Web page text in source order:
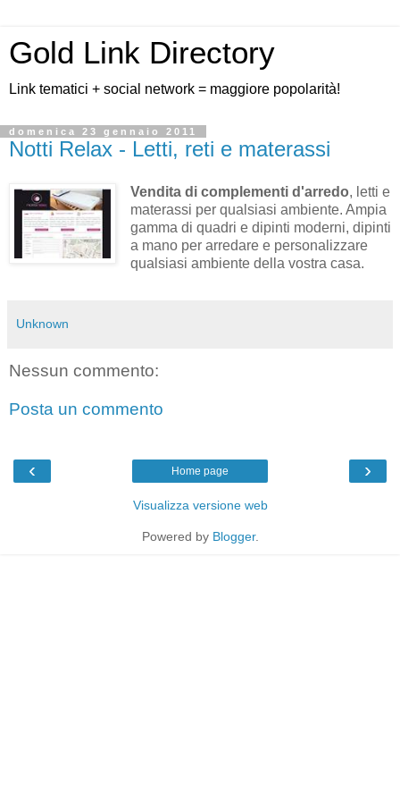
Gold Link Directory
Link tematici + social network = maggiore popolarità!
domenica 23 gennaio 2011
Notti Relax - Letti, reti e materassi
Vendita di complementi d'arredo, letti e
materassi per qualsiasi ambiente. Ampia
gamma di quadri e dipinti moderni, dipinti
a mano per arredare e personalizzare
qualsiasi ambiente della vostra casa.
Unknown
Nessun commento:
Posta un commento
‹ ›
Home page
Visualizza versione web
Powered by Blogger.